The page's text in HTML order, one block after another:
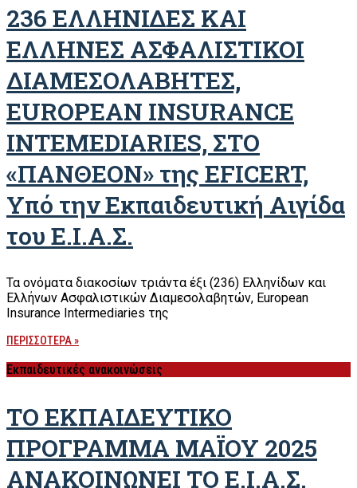
236 ΕΛΛΗΝΙΔΕΣ ΚΑΙ
ΕΛΛΗΝΕΣ ΑΣΦΑΛΙΣΤΙΚΟΙ
ΔΙΑΜΕΣΟΛΑΒΗΤΕΣ,
EUROPEAN INSURANCE
INTEMEDIARIES, ΣΤΟ
«ΠΑΝΘΕΟΝ» της EFICERT,
Υπό την Εκπαιδευτική Αιγίδα
του Ε.Ι.Α.Σ.
Τα ονόματα διακοσίων τριάντα έξι (236) Ελληνίδων και
Ελλήνων Ασφαλιστικών Διαμεσολαβητών, European
Insurance Intermediaries της
ΠΕΡΙΣΣΟΤΕΡΑ »
Εκπαιδευτικές ανακοινώσεις
ΤΟ ΕΚΠΑΙΔΕΥΤΙΚΟ
ΠΡΟΓΡΑΜΜΑ ΜΑΪΟΥ 2025
ΑΝΑΚΟΙΝΩΝΕΙ ΤΟ Ε.Ι.Α.Σ.